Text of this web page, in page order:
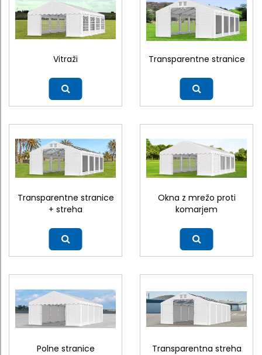
Vitraži Transparentne stranice
Transparentne stranice
+ streha
Okna z mrežo proti
komarjem
Polne stranice Transparentna streha